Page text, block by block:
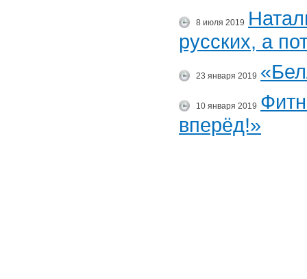
8 июля 2019
русских, а
23 января 2019
10 января 2019
вперёд!»